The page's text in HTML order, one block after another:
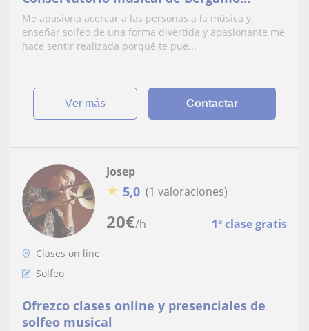
(Italia).
Me apasiona acercar a las personas a la música y
enseñar solfeo de una forma divertida y apasionante me
hace sentir realizada porqué te pue...
ver más Contactar
20€/h 1ª clase gratis
Josep
★ 5,0 (1 valoraciones)
Clases on line
Solfeo
Ofrezco clases online y presenciales de
solfeo musical